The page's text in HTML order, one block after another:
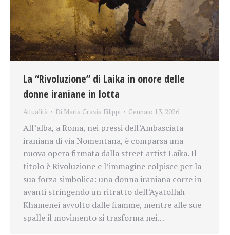
La “Rivoluzione” di Laika in onore delle
donne iraniane in lotta
Attualità Di Maria Grazia Filippi Gennaio 13, 2026
All’alba, a Roma, nei pressi dell’Ambasciata
iraniana di via Nomentana, è comparsa una
nuova opera firmata dalla street artist Laika. Il
titolo è Rivoluzione e l’immagine colpisce per la
sua forza simbolica: una donna iraniana corre in
avanti stringendo un ritratto dell’Ayatollah
Khamenei avvolto dalle fiamme, mentre alle sue
spalle il movimento si trasforma nei…